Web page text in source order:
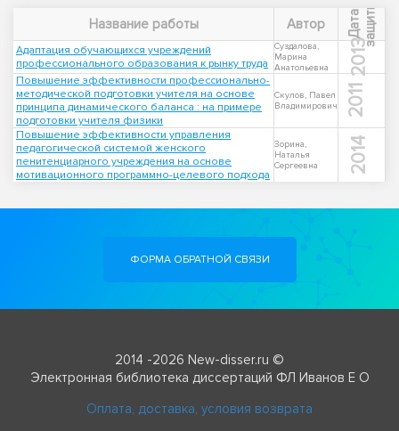
Название работы Автор Д
а
т
а
з
а
щ
и
т ы
Адаптация обучающихся учреждений
профессионального образования к рынку труда
Суздалова,
Марина
Анатольевна
2013
Повышение эффективности профессионально-
методической подготовки учителя на основе
принципа динамического баланса : на примере
подготовки учителя физики
Скулов, Павел
Владимирович
2011
Повышение эффективности управления
педагогической системой женского
пенитенциарного учреждения на основе
мотивационного программно-целевого подхода
Зорина,
Наталья
Сергеевна
2014
ФОРМА ОБРАТНОЙ СВЯЗИ
2014 -2026 New-disser.ru ©
Электронная библиотека диссертаций ФЛ Иванов Е О
Оплата, доставка, условия возврата